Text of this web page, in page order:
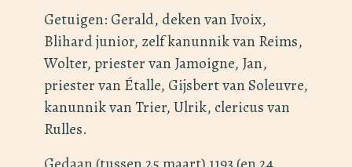
Getuigen: Gerald, deken van Ivoix,
Blihard junior, zelf kanunnik van Reims,
Wolter, priester van Jamoigne, Jan,
priester van Étalle, Gijsbert van Soleuvre,
kanunnik van Trier, Ulrik, clericus van
Rulles.